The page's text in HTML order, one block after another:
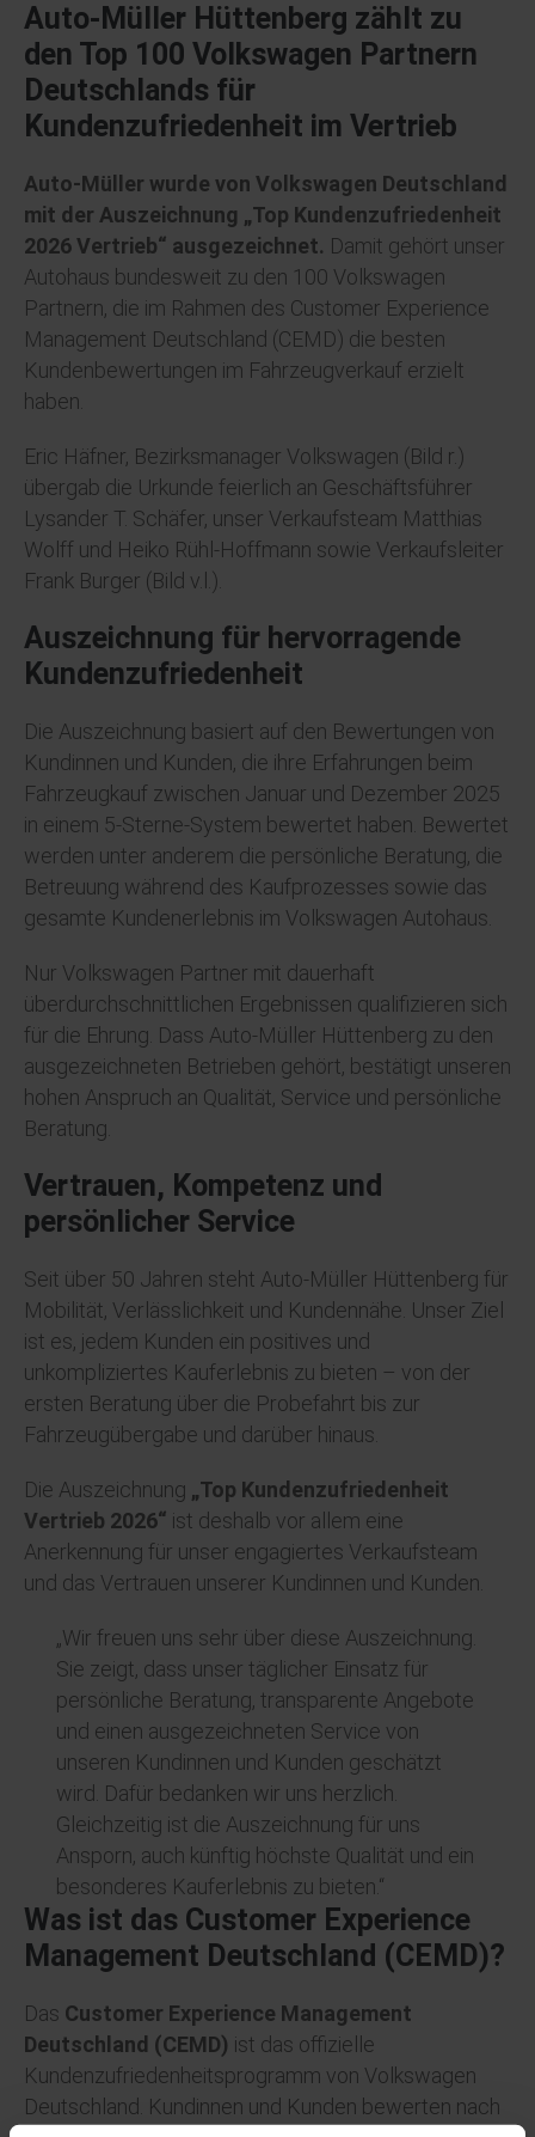
Auto-Müller Hüttenberg zählt zu
den Top 100 Volkswagen Partnern
Deutschlands für
Kundenzufriedenheit im Vertrieb
Auto-Müller wurde von Volkswagen Deutschland
mit der Auszeichnung „Top Kundenzufriedenheit
2026 Vertrieb“ ausgezeichnet. Damit gehört unser
Autohaus bundesweit zu den 100 Volkswagen
Partnern, die im Rahmen des Customer Experience
Management Deutschland (CEMD) die besten
Kundenbewertungen im Fahrzeugverkauf erzielt
haben.
Eric Häfner, Bezirksmanager Volkswagen (Bild r.)
übergab die Urkunde feierlich an Geschäftsführer
Lysander T. Schäfer, unser Verkaufsteam Matthias
Wolff und Heiko Rühl-Hoffmann sowie Verkaufsleiter
Frank Burger (Bild v.l.).
Auszeichnung für hervorragende
Kundenzufriedenheit
Die Auszeichnung basiert auf den Bewertungen von
Kundinnen und Kunden, die ihre Erfahrungen beim
Fahrzeugkauf zwischen Januar und Dezember 2025
in einem 5-Sterne-System bewertet haben. Bewertet
werden unter anderem die persönliche Beratung, die
Betreuung während des Kaufprozesses sowie das
gesamte Kundenerlebnis im Volkswagen Autohaus.
Nur Volkswagen Partner mit dauerhaft
überdurchschnittlichen Ergebnissen qualifizieren sich
für die Ehrung. Dass Auto-Müller Hüttenberg zu den
ausgezeichneten Betrieben gehört, bestätigt unseren
hohen Anspruch an Qualität, Service und persönliche
Beratung.
Vertrauen, Kompetenz und
persönlicher Service
Seit über 50 Jahren steht Auto-Müller Hüttenberg für
Mobilität, Verlässlichkeit und Kundennähe. Unser Ziel
ist es, jedem Kunden ein positives und
unkompliziertes Kauferlebnis zu bieten – von der
ersten Beratung über die Probefahrt bis zur
Fahrzeugübergabe und darüber hinaus.
Die Auszeichnung „Top Kundenzufriedenheit
Vertrieb 2026“ ist deshalb vor allem eine
Anerkennung für unser engagiertes Verkaufsteam
und das Vertrauen unserer Kundinnen und Kunden.
„Wir freuen uns sehr über diese Auszeichnung.
Sie zeigt, dass unser täglicher Einsatz für
persönliche Beratung, transparente Angebote
und einen ausgezeichneten Service von
unseren Kundinnen und Kunden geschätzt
wird. Dafür bedanken wir uns herzlich.
Gleichzeitig ist die Auszeichnung für uns
Ansporn, auch künftig höchste Qualität und ein
besonderes Kauferlebnis zu bieten.“
Was ist das Customer Experience
Management Deutschland (CEMD)?
Das Customer Experience Management
Deutschland (CEMD) ist das offizielle
Kundenzufriedenheitsprogramm von Volkswagen
Deutschland. Kundinnen und Kunden bewerten nach